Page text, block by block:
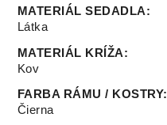
MATERIÁL SEDADLA:
Látka
MATERIÁL KRÍŽA:
Kov
FARBA RÁMU / KOSTRY:
Čierna